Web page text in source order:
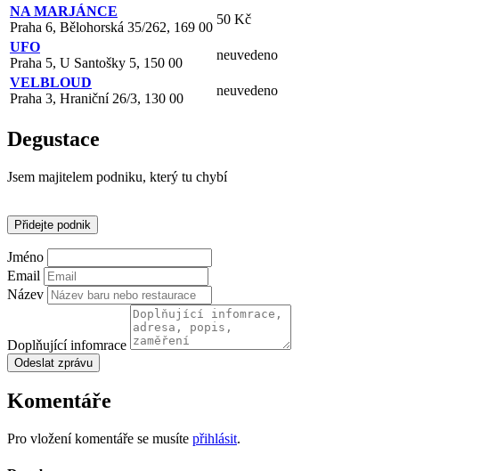
NA MARJÁNCE
Praha 6, Bělohorská 35/262, 169 00
50 Kč
UFO
Praha 5, U Santošky 5, 150 00
neuvedeno
VELBLOUD
Praha 3, Hraniční 26/3, 130 00
neuvedeno
Degustace
Jsem majitelem podniku, který tu chybí
Přidejte podnik
Jméno
Email
Název
Doplňující infomrace
Odeslat zprávu
Komentáře
Pro vložení komentáře se musíte přihlásit.